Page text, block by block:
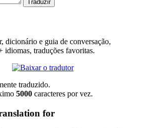
dicionário e guia de conversação,
idiomas, traduções favoritas.
traduzido.
5000 caracteres por vez.
for